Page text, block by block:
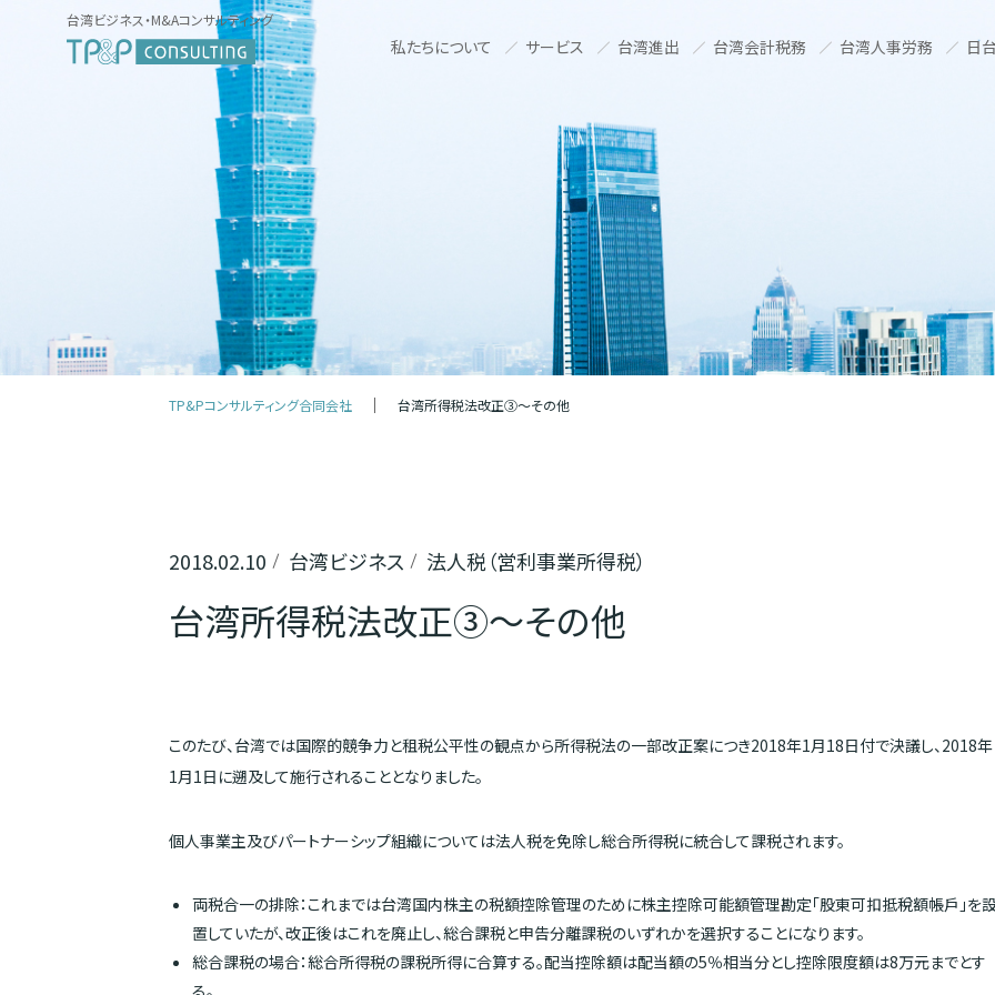
台湾ビジネス・M&Aコンサルティング
私たちについて サービス 台湾進出 台湾会計税務 台湾人事労務 日
TP&Pコンサルティング合同会社 台湾所得税法改正③～その他
2018.02.10 台湾ビジネス 法人税（営利事業所得税）
台湾所得税法改正③～その他
このたび、台湾では国際的競争力と租税公平性の観点から所得税法の一部改正案につき2018年1月18日付で決議し、2018年
1月1日に遡及して施行されることとなりました。
個人事業主及びパートナーシップ組織については法人税を免除し総合所得税に統合して課税されます。
両税合一の排除：これまでは台湾国内株主の税額控除管理のために株主控除可能額管理勘定「股東可扣抵稅額帳戶」を
置していたが、改正後はこれを廃止し、総合課税と申告分離課税のいずれかを選択することになります。
総合課税の場合：総合所得税の課税所得に合算する。配当控除額は配当額の5％相当分とし控除限度額は8万元までとす
る。